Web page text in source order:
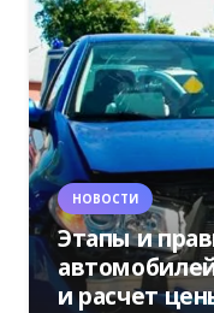
НОВОСТИ
Этапы и
и расчет